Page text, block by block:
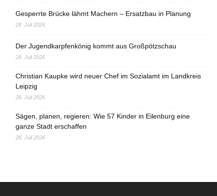
Gesperrte Brücke lähmt Machern – Ersatzbau in Planung
28. Juli 2026
Der Jugendkarpfenkönig kommt aus Großpötzschau
28. Juli 2026
Christian Kaupke wird neuer Chef im Sozialamt im Landkreis
Leipzig
28. Juli 2026
Sägen, planen, regieren: Wie 57 Kinder in Eilenburg eine
ganze Stadt erschaffen
28. Juli 2026